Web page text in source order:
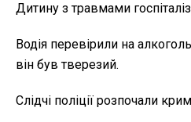
Дитину з травмами
Водія перевірили на
він був тверезий.
Слідчі поліції розпочали